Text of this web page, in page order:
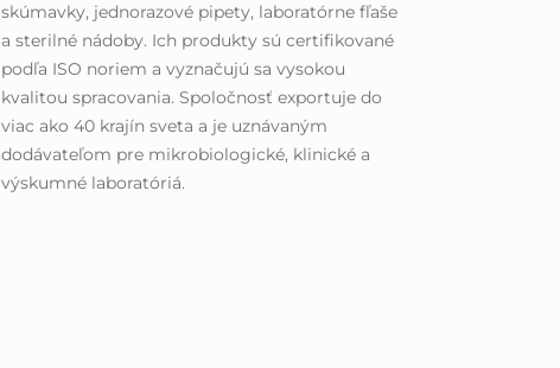
skúmavky, jednorazové pipety, laboratórne fľaše
a sterilné nádoby. Ich produkty sú certifikované
podľa ISO noriem a vyznačujú sa vysokou
kvalitou spracovania. Spoločnosť exportuje do
viac ako 40 krajín sveta a je uznávaným
dodávateľom pre mikrobiologické, klinické a
výskumné laboratóriá.